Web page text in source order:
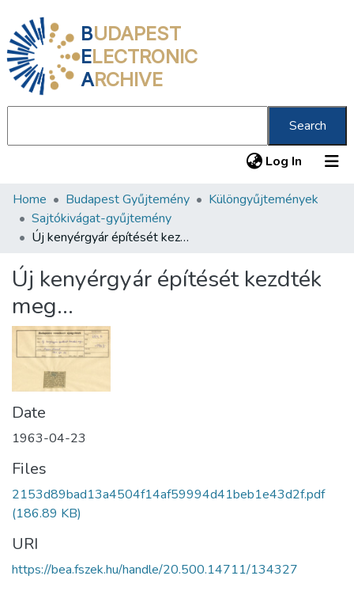
BUDAPEST
ELECTRONIC
ARCHIVE
Search
Log In (current)
Communities & Collections
All of DSpace
Statistics
About us
Home Budapest Gyűjtemény
Különgyűjtemények
Sajtókivágat-gyűjtemény
Új kenyérgyár építését kezdték meg…
Új kenyérgyár építését kezdték
meg…
Date
1963-04-23
Files
2153d89bad13a4504f14af59994d41beb1e43d2f.pdf
(186.89 KB)
URI
https://bea.fszek.hu/handle/20.500.14711/134327